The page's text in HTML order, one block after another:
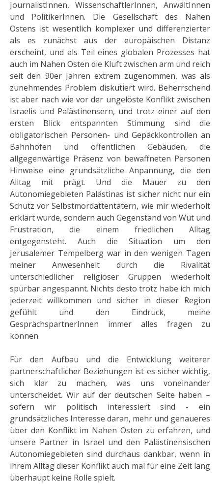
JournalistInnen, WissenschaftlerInnen, AnwältInnen
und PolitikerInnen. Die Gesellschaft des Nahen
Ostens ist wesentlich komplexer und differenzierter
als es zunächst aus der europäischen Distanz
erscheint, und als Teil eines globalen Prozesses hat
auch im Nahen Osten die Kluft zwischen arm und reich
seit den 90er Jahren extrem zugenommen, was als
zunehmendes Problem diskutiert wird. Beherrschend
ist aber nach wie vor der ungelöste Konflikt zwischen
Israelis und Palästinensern, und trotz einer auf den
ersten Blick entspannten Stimmung sind die
obligatorischen Personen- und Gepäckkontrollen an
Bahnhöfen und öffentlichen Gebäuden, die
allgegenwärtige Präsenz von bewaffneten Personen
Hinweise eine grundsätzliche Anpannung, die den
Alltag mit prägt. Und die Mauer zu den
Autonomiegebieten Palästinas ist sicher nicht nur ein
Schutz vor Selbstmordattentätern, wie mir wiederholt
erklärt wurde, sondern auch Gegenstand von Wut und
Frustration, die einem friedlichen Alltag
entgegensteht. Auch die Situation um den
Jerusalemer Tempelberg war in den wenigen Tagen
meiner Anwesenheit durch die Rivalität
unterschiedlicher religiöser Gruppen wiederholt
spürbar angespannt. Nichts desto trotz habe ich mich
jederzeit willkommen und sicher in dieser Region
gefühlt und den Eindruck, meine
GesprächspartnerInnen immer alles fragen zu
können.
Für den Aufbau und die Entwicklung weiterer
partnerschaftlicher Beziehungen ist es sicher wichtig,
sich klar zu machen, was uns voneinander
unterscheidet. Wir auf der deutschen Seite haben –
sofern wir politisch interessiert sind - ein
grundsätzliches Interesse daran, mehr und genaueres
über den Konflikt im Nahen Osten zu erfahren, und
unsere Partner in Israel und den Palästinensischen
Autonomiegebieten sind durchaus dankbar, wenn in
ihrem Alltag dieser Konflikt auch mal für eine Zeit lang
überhaupt keine Rolle spielt.